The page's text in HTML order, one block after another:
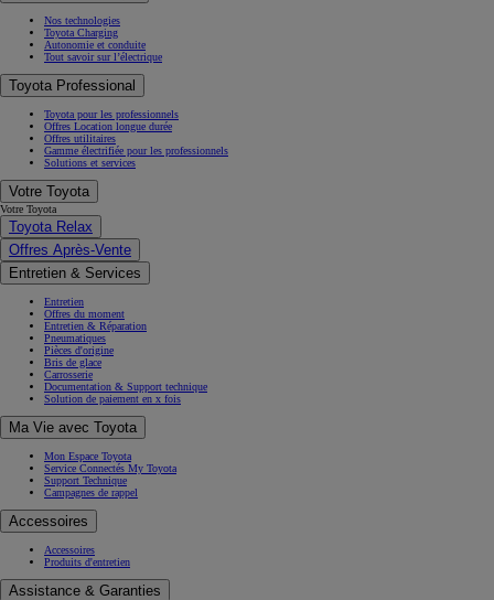
Nos technologies
Toyota Charging
Autonomie et conduite
Tout savoir sur l’électrique
Toyota Professional
Toyota pour les professionnels
Offres Location longue durée
Offres utilitaires
Gamme électrifiée pour les professionnels
Solutions et services
Votre Toyota
Votre Toyota
Toyota Relax
Offres Après-Vente
Entretien & Services
Entretien
Offres du moment
Entretien & Réparation
Pneumatiques
Pièces d'origine
Bris de glace
Carrosserie
Documentation & Support technique
Solution de paiement en x fois
Ma Vie avec Toyota
Mon Espace Toyota
Service Connectés My Toyota
Support Technique
Campagnes de rappel
Accessoires
Accessoires
Produits d'entretien
Assistance & Garanties